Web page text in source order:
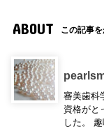
ABOUT この記事
審美歯科
資格がと
した。